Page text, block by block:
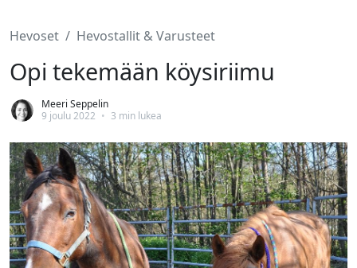
Hevoset Hevostallit & Varusteet
Opi tekemään köysiriimu
Meeri Seppelin
9 joulu 2022 • 3 min lukea